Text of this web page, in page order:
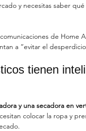
y necesitas saber
de Home
a “evitar el
tienen
y una secadora en
colocar la ropa y